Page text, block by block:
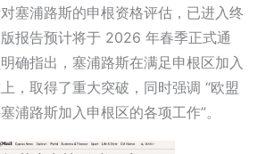
塞浦路斯的申根资格评估，已进入终
报告预计将于 2026 年春季正式通
确指出，塞浦路斯在满足申根区加入
，取得了重大突破，同时强调 “欧盟
浦路斯加入申根区的各项工作”。